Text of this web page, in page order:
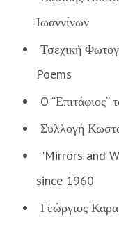
Ιωαννίνων
Τσεχική
Poems
O “Επιτάφιος”
Συλλογή
"Mirrors and
since 1960
Γεώργιος